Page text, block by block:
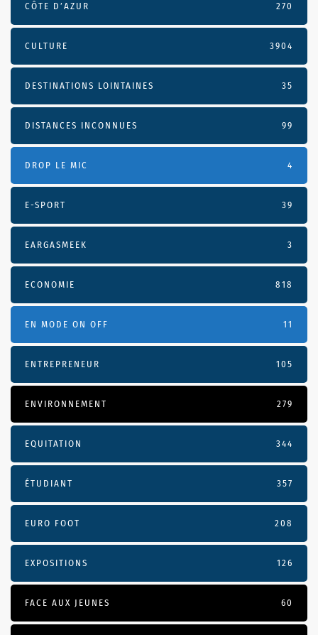
CÔTE D’AZUR 270
CULTURE 3904
DESTINATIONS LOINTAINES 35
DISTANCES INCONNUES 99
DROP LE MIC 4
E-SPORT 39
EARGASMEEK 3
ECONOMIE 818
EN MODE ON OFF 11
ENTREPRENEUR 105
ENVIRONNEMENT 279
EQUITATION 344
ÉTUDIANT 357
EURO FOOT 208
EXPOSITIONS 126
FACE AUX JEUNES 60